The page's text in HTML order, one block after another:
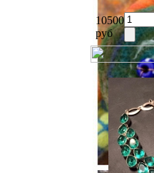
10500
руб